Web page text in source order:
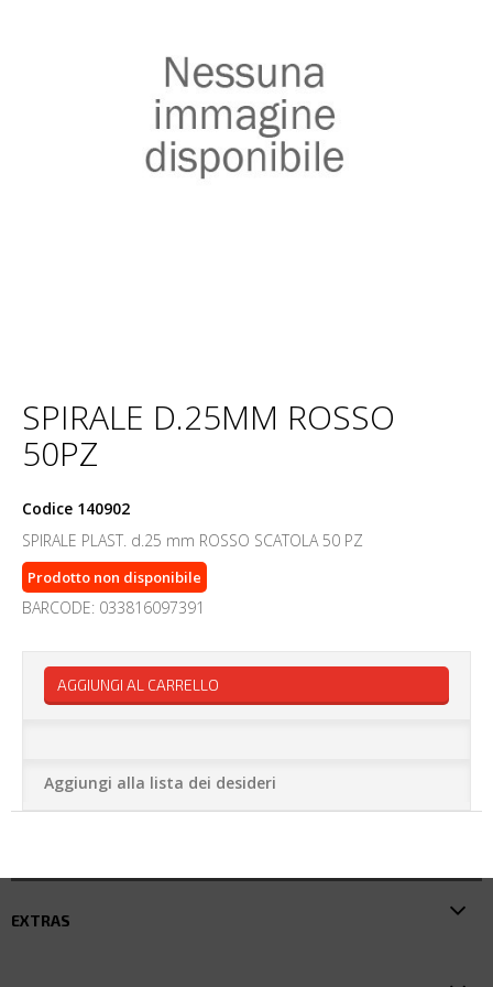
SPIRALE D.25MM ROSSO
50PZ
Codice 140902
SPIRALE PLAST. d.25 mm ROSSO SCATOLA 50 PZ
Prodotto non disponibile
BARCODE: 033816097391
AGGIUNGI AL CARRELLO
Aggiungi alla lista dei desideri
EXTRAS